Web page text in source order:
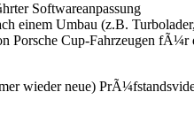
Softwareanpassung
einem Umbau (z.B.
Porsche Cup-Fahrzeugen fÃ¼r
wieder neue)